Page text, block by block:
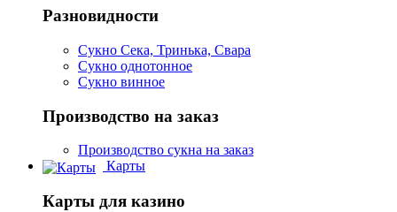
Разновидности
Сукно Сека, Тринька, Свара
Сукно однотонное
Сукно винное
Производство на заказ
Производство сукна на заказ
Карты
Карты для казино